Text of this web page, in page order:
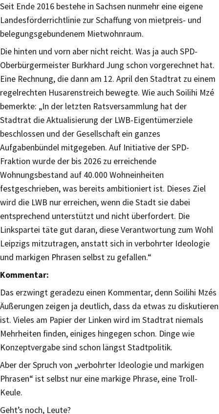
Seit Ende 2016 bestehe in Sachsen nunmehr eine eigene
Landesförderrichtlinie zur Schaffung von mietpreis- und
belegungsgebundenem Mietwohnraum.
Die hinten und vorn aber nicht reicht. Was ja auch SPD-
Oberbürgermeister Burkhard Jung schon vorgerechnet hat.
Eine Rechnung, die dann am 12. April den Stadtrat zu einem
regelrechten Husarenstreich bewegte. Wie auch Soilihi Mzé
bemerkte: „In der letzten Ratsversammlung hat der
Stadtrat die Aktualisierung der LWB-Eigentümerziele
beschlossen und der Gesellschaft ein ganzes
Aufgabenbündel mitgegeben. Auf Initiative der SPD-
Fraktion wurde der bis 2026 zu erreichende
Wohnungsbestand auf 40.000 Wohneinheiten
festgeschrieben, was bereits ambitioniert ist. Dieses Ziel
wird die LWB nur erreichen, wenn die Stadt sie dabei
entsprechend unterstützt und nicht überfordert. Die
Linkspartei täte gut daran, diese Verantwortung zum Wohl
Leipzigs mitzutragen, anstatt sich in verbohrter Ideologie
und markigen Phrasen selbst zu gefallen.“
Kommentar:
Das erzwingt geradezu einen Kommentar, denn Soilihi Mzés
Äußerungen zeigen ja deutlich, dass da etwas zu diskutieren
ist. Vieles am Papier der Linken wird im Stadtrat niemals
Mehrheiten finden, einiges hingegen schon. Dinge wie
Konzeptvergabe sind schon längst Stadtpolitik.
Aber der Spruch von „verbohrter Ideologie und markigen
Phrasen“ ist selbst nur eine markige Phrase, eine Troll-
Keule.
Geht’s noch, Leute?